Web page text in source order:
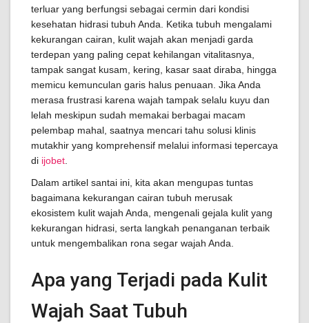
terluar yang berfungsi sebagai cermin dari kondisi
kesehatan hidrasi tubuh Anda. Ketika tubuh mengalami
kekurangan cairan, kulit wajah akan menjadi garda
terdepan yang paling cepat kehilangan vitalitasnya,
tampak sangat kusam, kering, kasar saat diraba, hingga
memicu kemunculan garis halus penuaan. Jika Anda
merasa frustrasi karena wajah tampak selalu kuyu dan
lelah meskipun sudah memakai berbagai macam
pelembap mahal, saatnya mencari tahu solusi klinis
mutakhir yang komprehensif melalui informasi tepercaya
di ijobet
Dalam artikel santai ini, kita akan mengupas tuntas
bagaimana kekurangan cairan tubuh merusak
ekosistem kulit wajah Anda, mengenali gejala kulit yang
kekurangan hidrasi, serta langkah penanganan terbaik
untuk mengembalikan rona segar wajah Anda.
Apa yang Terjadi pada Kulit
Wajah Saat Tubuh